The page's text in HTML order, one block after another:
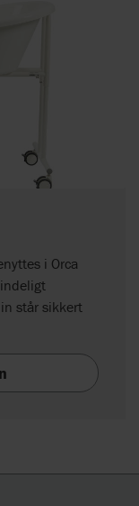
i Orca
står sikkert